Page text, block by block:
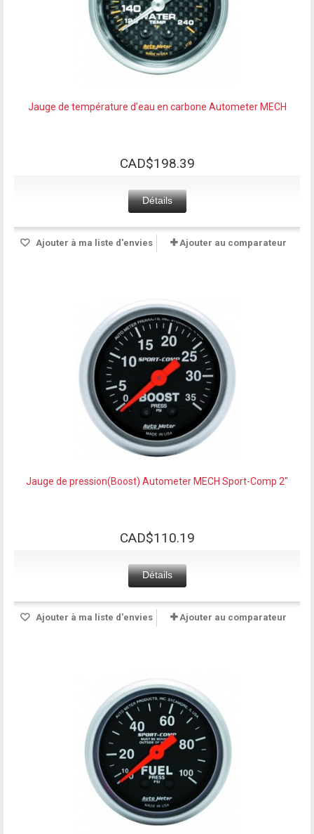
Jauge de température d'eau en carbone Autometer MECH
CAD$198.39
Détails
Ajouter à ma liste d'envies Ajouter au comparateur
Jauge de pression(Boost) Autometer MECH Sport-Comp 2"
CAD$110.19
Détails
Ajouter à ma liste d'envies Ajouter au comparateur